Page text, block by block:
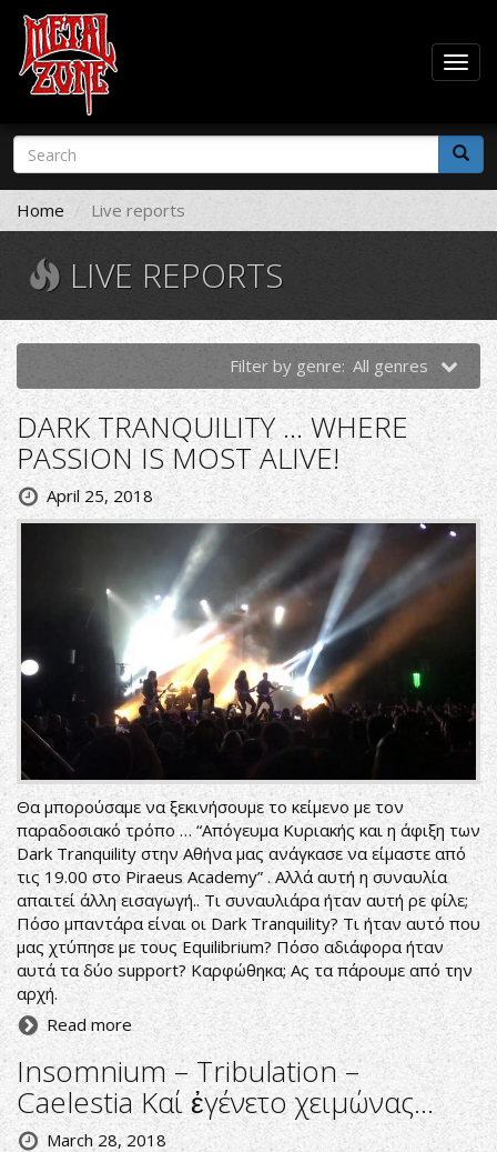
Skip
main
content
Search
form
Search
Home Live reports
LIVE REPORTS
Filter by genre: All genres
DARK TRANQUILITY ... WHERE
PASSION IS MOST ALIVE!
April 25, 2018
Θα μπορούσαμε να ξεκινήσουμε το κείμενο με τον
παραδοσιακό τρόπο … “Απόγευμα Κυριακής και η άφιξη των
Dark Tranquility στην Αθήνα μας ανάγκασε να είμαστε από
τις 19.00 στο Piraeus Academy” . Αλλά αυτή η συναυλία
απαιτεί άλλη εισαγωγή.. Τι συναυλιάρα ήταν αυτή ρε φίλε;
Πόσο μπαντάρα είναι οι Dark Tranquility? Τι ήταν αυτό που
μας χτύπησε με τους Equilibrium? Πόσο αδιάφορα ήταν
αυτά τα δύο support? Καρφώθηκα; Ας τα πάρουμε από την
αρχή.
Read more
Insomnium – Tribulation –
Caelestia Καί ἐγένετο χειμώνας...
March 28, 2018